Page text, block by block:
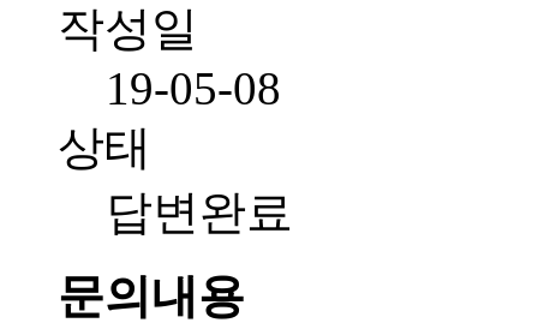
작성일
19-05-08
상태
답변완료
문의내용